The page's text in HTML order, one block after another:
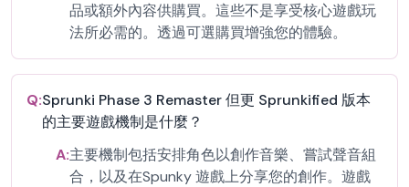
品或額外內容供購買。這些不是享受核心遊戲玩
法所必需的。透過可選購買增強您的體驗。
Q:Sprunki Phase 3 Remaster 但更 Sprunkified 版本
的主要遊戲機制是什麼？
A:主要機制包括安排角色以創作音樂、嘗試聲音組
合，以及在Spunky 遊戲上分享您的創作。遊戲